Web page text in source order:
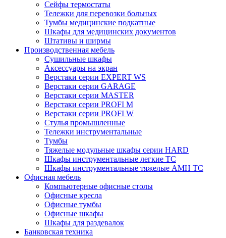
Сейфы термостаты
Тележки для перевозки больных
Тумбы медицинские подкатные
Шкафы для медицинских документов
Штативы и ширмы
Производственная мебель
Cушильные шкафы
Аксессуары на экран
Верстаки серии EXPERT WS
Верстаки серии GARAGE
Верстаки серии MASTER
Верстаки серии PROFI M
Верстаки серии PROFI W
Стулья промышленные
Тележки инструментальные
Тумбы
Тяжелые модульные шкафы серии HARD
Шкафы инструментальные легкие ТС
Шкафы инструментальные тяжелые AMH TC
Офисная мебель
Компьютерные офисные столы
Офисные кресла
Офисные тумбы
Офисные шкафы
Шкафы для раздевалок
Банковская техника